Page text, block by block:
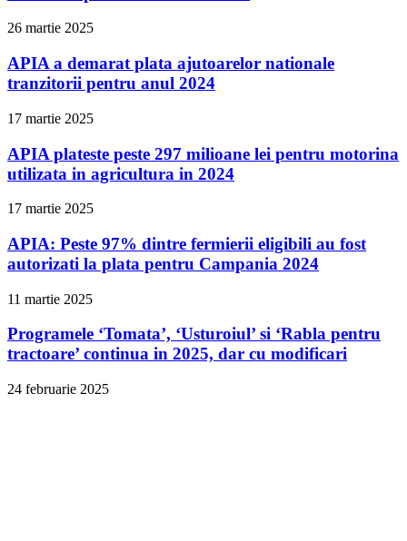
26 martie 2025
APIA a demarat plata ajutoarelor nationale
tranzitorii pentru anul 2024
17 martie 2025
APIA plateste peste 297 milioane lei pentru motorina
utilizata in agricultura in 2024
17 martie 2025
APIA: Peste 97% dintre fermierii eligibili au fost
autorizati la plata pentru Campania 2024
11 martie 2025
Programele ‘Tomata’, ‘Usturoiul’ si ‘Rabla pentru
tractoare’ continua in 2025, dar cu modificari
24 februarie 2025